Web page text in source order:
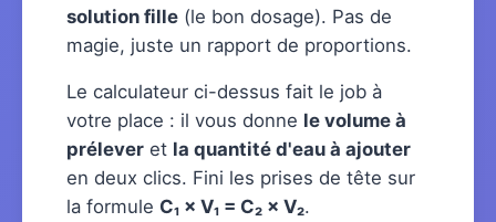
solution fille (le bon dosage). Pas de
magie, juste un rapport de proportions.
Le calculateur ci-dessus fait le job à
votre place : il vous donne le volume à
prélever et la quantité d'eau à ajouter
en deux clics. Fini les prises de tête sur
la formule C₁ × V₁ = C₂ × V₂.